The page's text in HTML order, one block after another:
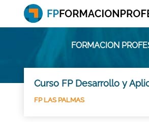
FORMACION
Curso FP Desarrollo y
FP LAS PALMAS